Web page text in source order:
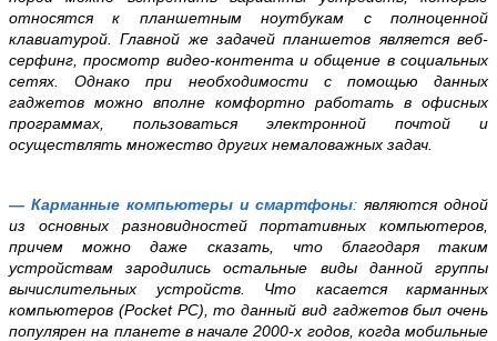
относятся к планшетным ноутбукам с полноценной
клавиатурой. Главной же задачей планшетов является веб-
серфинг, просмотр видео-контента и общение в социальных
сетях. Однако при необходимости с помощью данных
гаджетов можно вполне комфортно работать в офисных
программах, пользоваться электронной почтой и
осуществлять множество других немаловажных задач.
— Карманные компьютеры и смартфоны: являются одной
из основных разновидностей портативных компьютеров,
причем можно даже сказать, что благодаря таким
устройствам зародились остальные виды данной группы
вычислительных устройств. Что касается карманных
компьютеров (Pocket PC), то данный вид гаджетов был очень
популярен на планете в начале 2000-х годов, когда мобильные